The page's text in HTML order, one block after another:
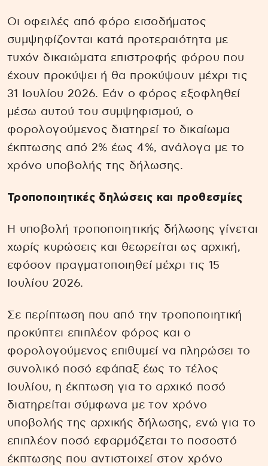
Οι οφειλές από φόρο εισοδήματος
συμψηφίζονται κατά προτεραιότητα με
τυχόν δικαιώματα επιστροφής φόρου που
έχουν προκύψει ή θα προκύψουν μέχρι τις
31 Ιουλίου 2026. Εάν ο φόρος εξοφληθεί
μέσω αυτού του συμψηφισμού, ο
φορολογούμενος διατηρεί το δικαίωμα
έκπτωσης από 2% έως 4%, ανάλογα με το
χρόνο υποβολής της δήλωσης.
Τροποποιητικές δηλώσεις και προθεσμίες
Η υποβολή τροποποιητικής δήλωσης γίνεται
χωρίς κυρώσεις και θεωρείται ως αρχική,
εφόσον πραγματοποιηθεί μέχρι τις 15
Ιουλίου 2026.
Σε περίπτωση που από την τροποποιητική
προκύπτει επιπλέον φόρος και ο
φορολογούμενος επιθυμεί να πληρώσει το
συνολικό ποσό εφάπαξ έως το τέλος
Ιουλίου, η έκπτωση για το αρχικό ποσό
διατηρείται σύμφωνα με τον χρόνο
υποβολής της αρχικής δήλωσης, ενώ για το
επιπλέον ποσό εφαρμόζεται το ποσοστό
έκπτωσης που αντιστοιχεί στον χρόνο